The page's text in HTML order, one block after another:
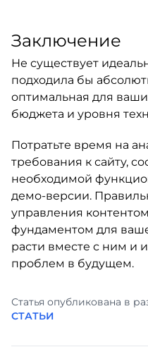
Заключение
Не существует
подходила бы
оптимальная для
бюджета и уровня
Потратьте время на
требования к сайту,
необходимой
демо-версии.
управления
фундаментом для
расти вместе с ним и
проблем в будущем.
Статья опубликована в
СТАТЬИ